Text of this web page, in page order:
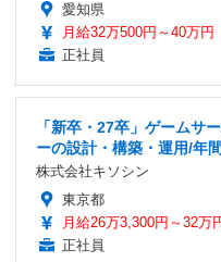
愛知県
月給32万500円～40万円
正社員
「新卒・27卒」ゲームサ
ーの設計・構築・運用/年
株式会社キソシン
東京都
月給26万3,300円～32万
正社員